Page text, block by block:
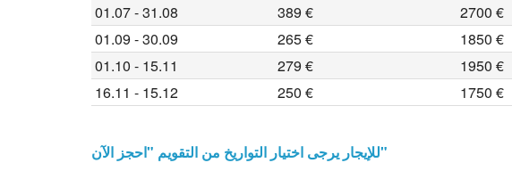
01.07 - 31.08
389 € 2700 €
01.09 - 30.09
265 € 1850 €
01.10 - 15.11
279 € 1950 €
16.11 - 15.12
250 € 1750 €
للإيجار يرجى اختيار التواريخ من التقويم "احجز الآن"